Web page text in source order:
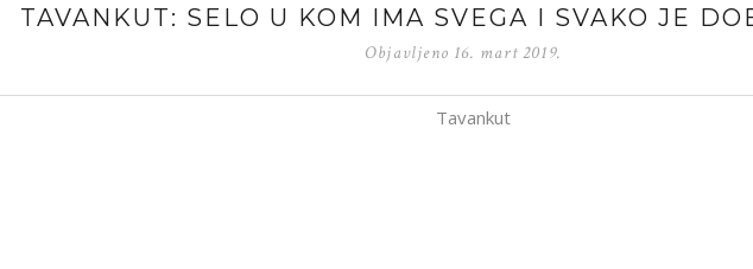
TAVANKUT: SELO U KOM IMA SVEGA I SVAKO JE
Objavljeno 16. mart 2019.